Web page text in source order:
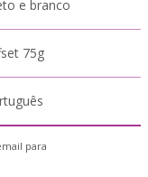
e branco
75g
para